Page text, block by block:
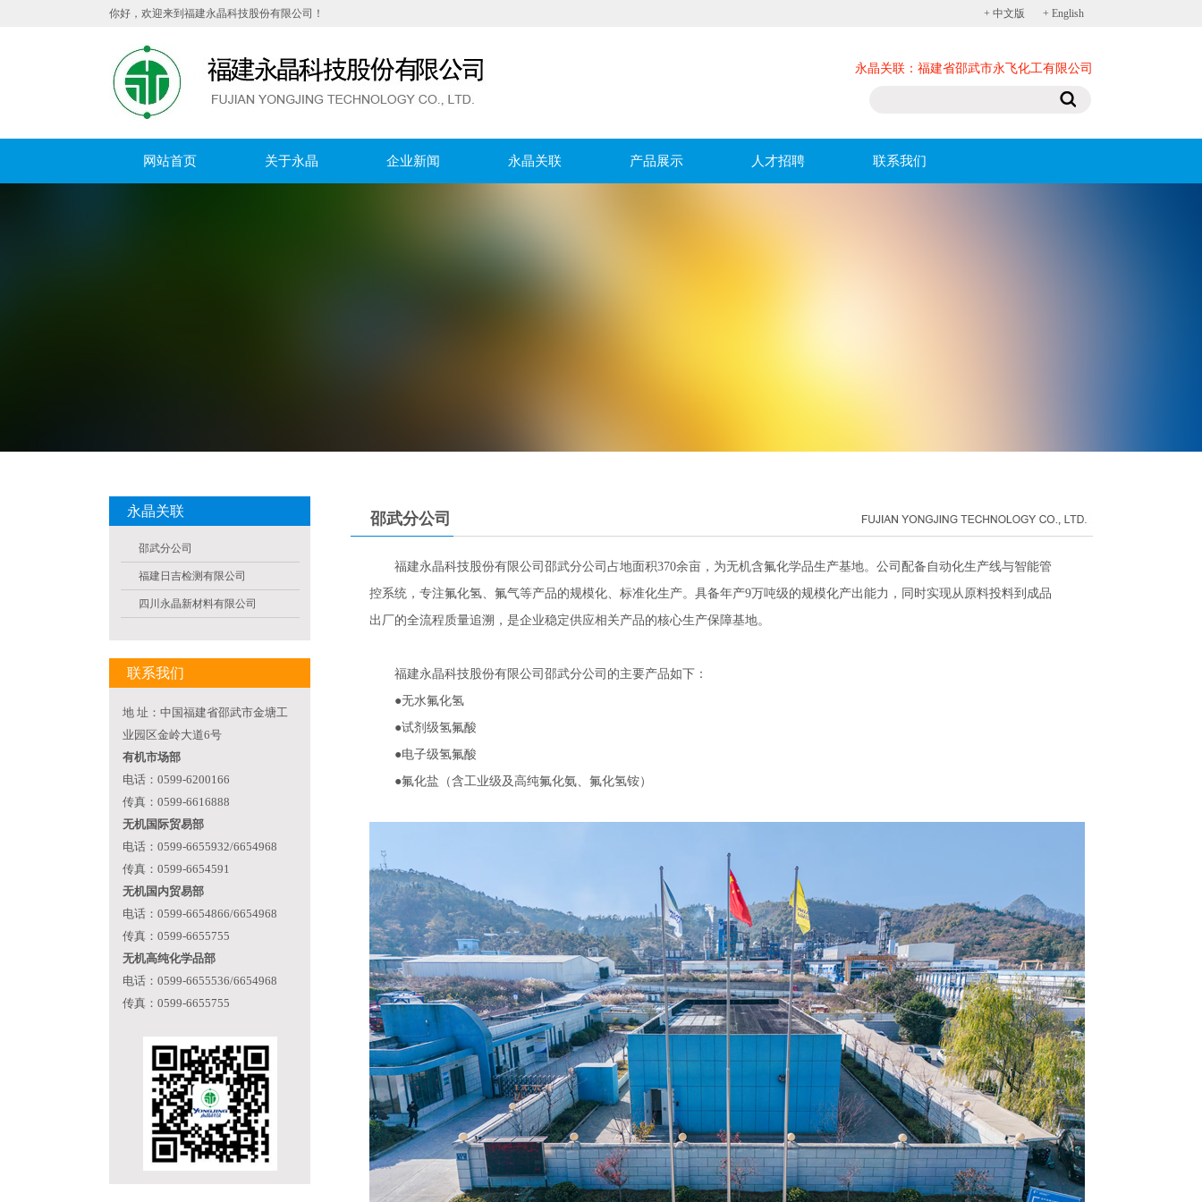
你好，欢迎来到福建永晶科技股份有限公司！ + 中文版 + English
永晶关联： 福建省邵武市永飞化工有限公司
网站首页 关于永晶 企业新闻 永晶关联 产品展示 人才招聘 联系我们
永晶关联
邵武分公司
福建日吉检测有限公司
四川永晶新材料有限公司
联系我们
地 址：中国福建省邵武市金塘工
业园区金岭大道6号
有机市场部
电话：0599-6200166
传真：0599-6616888
无机国际贸易部
电话：0599-6655932/6654968
传真：0599-6654591
无机国内贸易部
电话：0599-6654866/6654968
传真：0599-6655755
无机高纯化学品部
电话：0599-6655536/6654968
传真：0599-6655755
邵武分公司
福建永晶科技股份有限公司邵武分公司占地面积370余亩，为无机含氟化学品生产基地。公司配备自动化生产线与智能管
控系统，专注氟化氢、氟气等产品的规模化、标准化生产。具备年产9万吨级的规模化产出能力，同时实现从原料投料到成品
出厂的全流程质量追溯，是企业稳定供应相关产品的核心生产保障基地。
福建永晶科技股份有限公司邵武分公司的主要产品如下：
●无水氟化氢
●试剂级氢氟酸
●电子级氢氟酸
●氟化盐（含工业级及高纯氟化氨、氟化氢铵）